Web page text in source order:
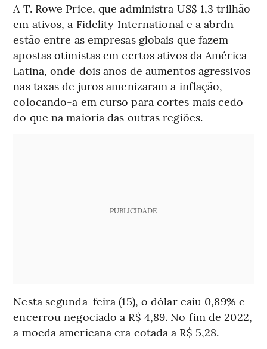
A T. Rowe Price, que administra US$ 1,3 trilhão
em ativos, a Fidelity International e a abrdn
estão entre as empresas globais que fazem
apostas otimistas em certos ativos da América
Latina, onde dois anos de aumentos agressivos
nas taxas de juros amenizaram a inflação,
colocando-a em curso para cortes mais cedo
do que na maioria das outras regiões.
PUBLICIDADE
Nesta segunda-feira (15), o dólar caiu 0,89% e
encerrou negociado a R$ 4,89. No fim de 2022,
a moeda americana era cotada a R$ 5,28.